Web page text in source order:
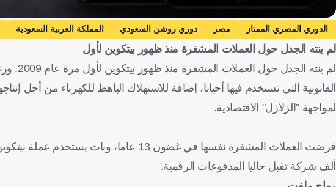
الدوري المصري الممتاز مصر دوري روشن السعودي المملكة العربية السعودية
دوري نجوم بنك الدوحة
قطر الدوري الإيطالي إيطاليا الدوري الإنجليزي الممتاز
الدوري الإسباني
إسبانيا الدوري الأوروبي عُمان الدوري المغربي الممتاز
الرابطة التونسية المحترفة الأولى
تونس دوري نجوم العراق العراق عالم Sphera
لم ينته الجدل حول العملات المشفرة منذ ظهور بيتكوين لأول
لم
القانونية التي تستخدم فيها أحيانا، إضافة للاستهلاك الباهظ للكهرباء من أجل
لمواجهة "الزلازل" الاقتصادية.
ألف شركة تقبل حاليا المدفوعات الرقمية.